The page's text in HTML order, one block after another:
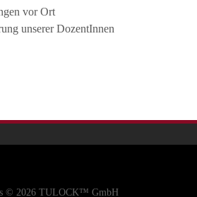
vor Ort
unserer DozentInnen
© 2026 TULOCK™ GmbH